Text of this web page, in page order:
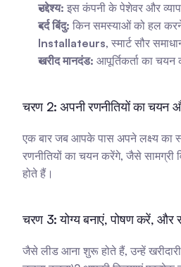
उद्देश्य: इस कंपनी के पेशेवर और
दर्द बिंदु: किन समस्याओं को हल
Installateurs, स्मार्ट सौर
खरीद मानदंड: आपूर्तिकर्ता का
चरण 2: अपनी रणनीतियों का चयन
एक बार जब आपके पास अपने लक्ष्य का
रणनीतियों का चयन करेंगे, जैसे
होते हैं।
चरण 3: योग्य बनाएं, पोषण करें,
जैसे लीड आना शुरू होते हैं, उन्हें